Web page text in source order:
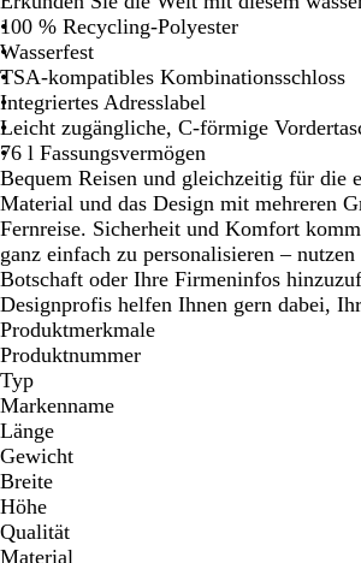
Schwenken.
100 % Recycling-Polyester
Wasserfest
TSA-kompatibles Kombinationsschloss
Integriertes Adresslabel
Leicht zugängliche, C-förmige
76 l Fassungsvermögen
Bequem Reisen und gleichzeitig für die
Material und das Design mit mehreren
Fernreise. Sicherheit und Komfort
ganz einfach zu personalisieren –
Botschaft oder Ihre Firmeninfos
Designprofis helfen Ihnen gern dabei,
Produktmerkmale
Produktnummer
Typ
Markenname
Länge
Gewicht
Breite
Höhe
Qualität
Material